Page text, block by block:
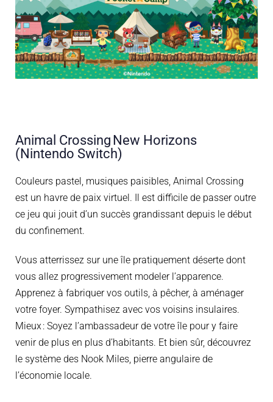
Animal Crossing New Horizons
(Nintendo Switch)
Couleurs pastel, musiques paisib les, Animal Crossing
est un havre de paix virtuel. Il est difficile de passer outre
ce jeu qui jouit d’un succès grandissant depuis le début
du confinement.
Vous atterrissez sur une île pratiquement déserte dont
vous allez progressivement modeler l’apparence.
Apprenez à fabriquer vos outils, à pêcher, à aménager
votre foyer. Sympathisez avec vos voisins insulaires.
Mieux : Soyez l’ambassadeur de votre île pour y faire
venir de plus en plus d’habitants. Et bien sûr, découvrez
le système des Nook Miles, pierre angulaire de
l’économie locale.